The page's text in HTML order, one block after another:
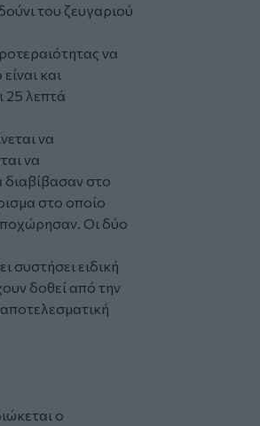
του ζευγαριού
να
και
25 λεπτά
να
να
διαβίβασαν στο
στο οποίο
Οι δύο
συστήσει ειδική
δοθεί από την
ο